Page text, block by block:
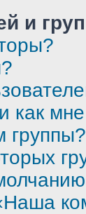
и
как
группы?